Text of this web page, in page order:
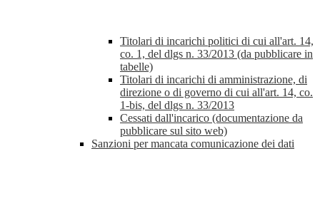
Titolari di incarichi politici di cui all'art. 14,
co. 1, del dlgs n. 33/2013 (da pubblicare in
tabelle)
Titolari di incarichi di amministrazione, di
direzione o di governo di cui all'art. 14, co.
1-bis, del dlgs n. 33/2013
Cessati dall'incarico (documentazione da
pubblicare sul sito web)
Sanzioni per mancata comunicazione dei dati